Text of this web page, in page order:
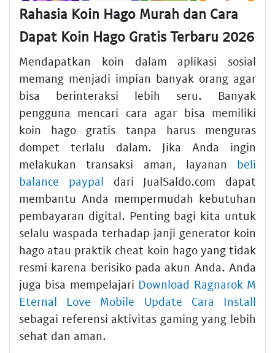
Rahasia Koin Hago Murah dan Cara
Dapat Koin Hago Gratis Terbaru 2026
Mendapatkan koin dalam aplikasi sosial
memang menjadi impian banyak orang agar
bisa berinteraksi lebih seru. Banyak
pengguna mencari cara agar bisa memiliki
koin hago gratis tanpa harus menguras
dompet terlalu dalam. Jika Anda ingin
melakukan transaksi aman, layanan beli
balance paypal dari JualSaldo.com dapat
membantu Anda mempermudah kebutuhan
pembayaran digital. Penting bagi kita untuk
selalu waspada terhadap janji generator koin
hago atau praktik cheat koin hago yang tidak
resmi karena berisiko pada akun Anda. Anda
juga bisa mempelajari Download Ragnarok M
Eternal Love Mobile Update Cara Install
sebagai referensi aktivitas gaming yang lebih
sehat dan aman.